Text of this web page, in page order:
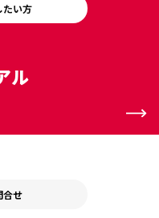
たい方
ル
合せ